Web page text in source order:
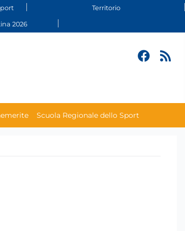
Territorio
2026
Scuola Regionale dello Sport